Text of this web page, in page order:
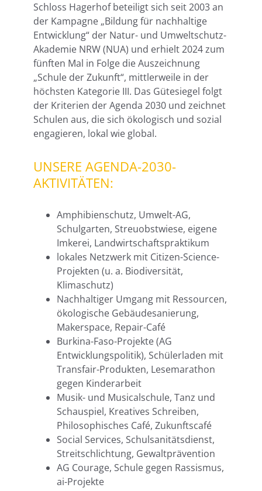
Schloss Hagerhof beteiligt sich seit 2003 an
der Kampagne „Bildung für nachhaltige
Entwicklung“ der Natur- und Umweltschutz-
Akademie NRW (NUA) und erhielt 2024 zum
fünften Mal in Folge die Auszeichnung
„Schule der Zukunft“, mittlerweile in der
höchsten Kategorie III. Das Gütesiegel folgt
der Kriterien der Agenda 2030 und zeichnet
Schulen aus, die sich ökologisch und sozial
engagieren, lokal wie global.
UNSERE AGENDA-2030-
AKTIVITÄTEN:
Amphibienschutz, Umwelt-AG,
Schulgarten, Streuobstwiese, eigene
Imkerei, Landwirtschaftspraktikum
lokales Netzwerk mit Citizen-Science-
Projekten (u. a. Biodiversität,
Klimaschutz)
Nachhaltiger Umgang mit Ressourcen,
ökologische Gebäudesanierung,
Makerspace, Repair-Café
Burkina-Faso-Projekte (AG
Entwicklungspolitik), Schülerladen mit
Transfair-Produkten, Lesemarathon
gegen Kinderarbeit
Musik- und Musicalschule, Tanz und
Schauspiel, Kreatives Schreiben,
Philosophisches Café, Zukunftscafé
Social Services, Schulsanitätsdienst,
Streitschlichtung, Gewaltprävention
AG Courage, Schule gegen Rassismus,
ai-Projekte